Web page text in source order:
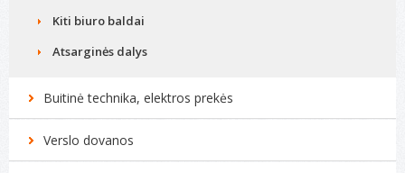
Kiti biuro baldai
Atsarginės dalys
Buitinė technika, elektros prekės
Verslo dovanos